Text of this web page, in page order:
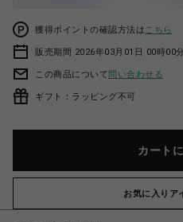
獲得ポイントの確認方法は こちら
販売期間 2026年03月01日 00時00
この商品について問い合わせる
ギフト：ラッピング不可
カート
お気に入りア